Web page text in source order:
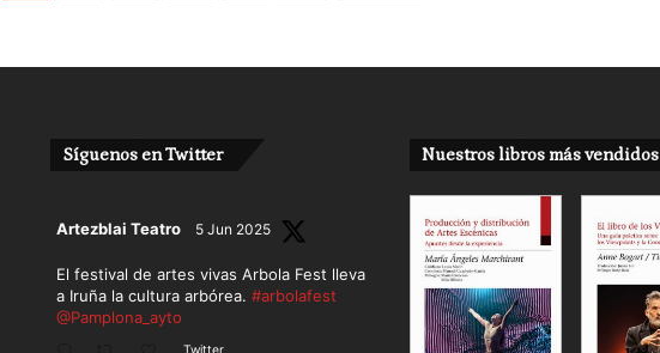
Síguenos en Twitter
Artezblai Teatro 5 Jun 2025
El festival de artes vivas Arbola Fest lleva
a Iruña la cultura arbórea. #arbolafest
@Pamplona_ayto
Nuestros libros más vendidos